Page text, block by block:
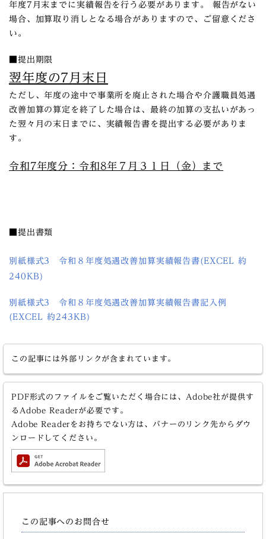
年度7月末までに実績報告を行う必要があります。 報告がない
場合、加算取り消しとなる場合がありますので、ご留意くださ
い。
■提出期限
翌年度の7月末日
ただし、年度の途中で事業所を廃止された場合や介護職員処遇
改善加算の算定を終了した場合は、最終の加算の支払いがあっ
た翌々月の末日までに、実績報告書を提出する必要がありま
す。
令和7年度分：令和8年７月３１日（金）まで
■提出書類
別紙様式3 令和８年度処遇改善加算実績報告書(EXCEL 約
240KB)
別紙様式3 令和８年度処遇改善加算実績報告書記入例
(EXCEL 約243KB)
この記事には外部リンクが含まれています。
PDF形式のファイルをご覧いただく場合には、Adobe社が提供す
るAdobe Readerが必要です。
Adobe Readerをお持ちでない方は、バナーのリンク先からダウ
ンロードしてください。
この記事へのお問合せ